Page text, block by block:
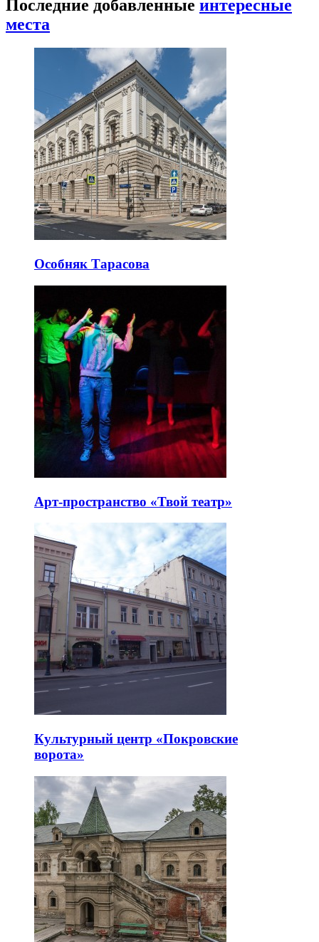
Последние добавленные интересные
места
Особняк Тарасова
Арт-пространство «Твой театр»
Культурный центр «Покровские
ворота»